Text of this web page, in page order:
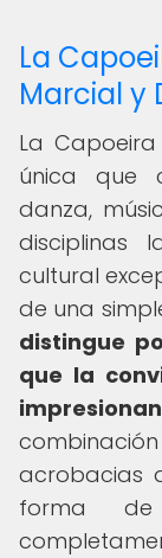
La
Marcial y
La
única que
danza,
disciplinas
cultural
de una
distingue
que la
acrobacias
forma